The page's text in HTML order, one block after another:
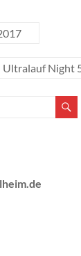
Ultralauf Night